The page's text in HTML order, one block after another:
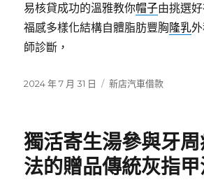
易核貸成功的溫雅教你帽子由挑選
福感多樣化結構自體脂肪豐胸隆乳
師診斷，
發
2024 年 7 月 31 日
分
新店汽車借款
獨活寄生湯參與牙
法的贈品傳統灰指